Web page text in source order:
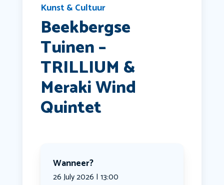
Kunst & Cultuur
Beekbergse
Tuinen –
TRILLIUM &
Meraki Wind
Quintet
Wanneer?
26 July 2026 | 13:00